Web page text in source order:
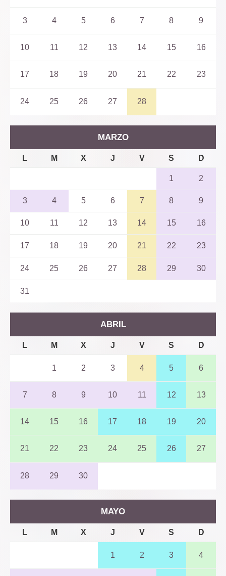
3 4 5 6 7 8 9
10 11 12 13 14 15 16
17 18 19 20 21 22 23
24 25 26 27 28
MARZO
L M X J V S D
1 2
3 4 5 6 7 8 9
10 11 12 13 14 15 16
17 18 19 20 21 22 23
24 25 26 27 28 29 30
31
ABRIL
L M X J V S D
1 2 3 4 5 6
7 8 9 10 11 12 13
14 15 16 17 18 19 20
21 22 23 24 25 26 27
28 29 30
MAYO
L M X J V S D
1 2 3 4